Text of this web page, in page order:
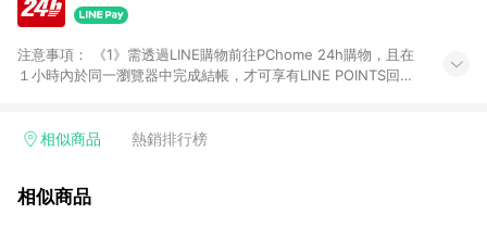
注意事項： 《1》需透過LINE購物前往PChome 24h購物，且在
１小時內於同一瀏覽器中完成結帳，才可享有LINE POINTS回饋
在點數回饋範圍內。 《3》如取消訂單、退貨、購物中登出
品、票券、訂閱方案、PChome儲值商品、企業專區/企業採購、
相似商品 熱銷排行榜
相似商品